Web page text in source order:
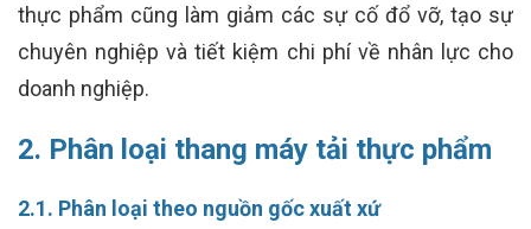
thực phẩm cũng làm giảm các sự cố đổ vỡ, tạo sự
chuyên nghiệp và tiết kiệm chi phí về nhân lực cho
doanh nghiệp.
2. Phân loại thang máy tải thực phẩm
2.1. Phân loại theo nguồn gốc xuất xứ